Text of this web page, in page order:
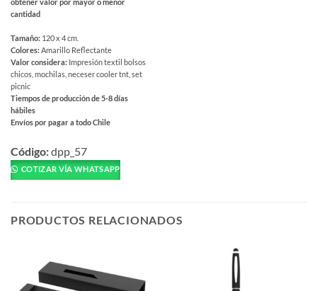
cantidad
Tamaño: 120 x 4 cm.
Colores:Amarillo Reflectante
Valor considera: Impresión textil bolsos
chicos, mochilas, neceser cooler tnt, set
picnic
Tiempos de producción de 5-8 días
hábiles
Envíos por pagar a todo Chile
producto
tiene
múltiples
opciones
Código:dpp_57
COTIZAR VÍA WHATSAPP
PRODUCTOS RELACIONADOS